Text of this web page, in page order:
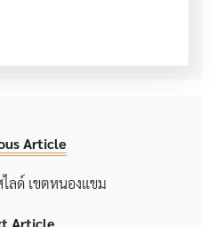
Article
ลด์ เขตหนองแขม